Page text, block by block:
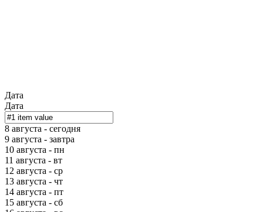
Дата
Дата
8 августа - сегодня
9 августа - завтра
10 августа - пн
11 августа - вт
12 августа - ср
13 августа - чт
14 августа - пт
15 августа - сб